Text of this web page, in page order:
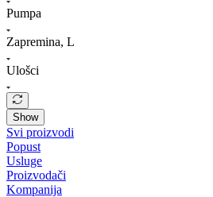
Pumpa
Zapremina, L
Ulošci
Show
Svi proizvodi
Popust
Usluge
Proizvodači
Kompanija